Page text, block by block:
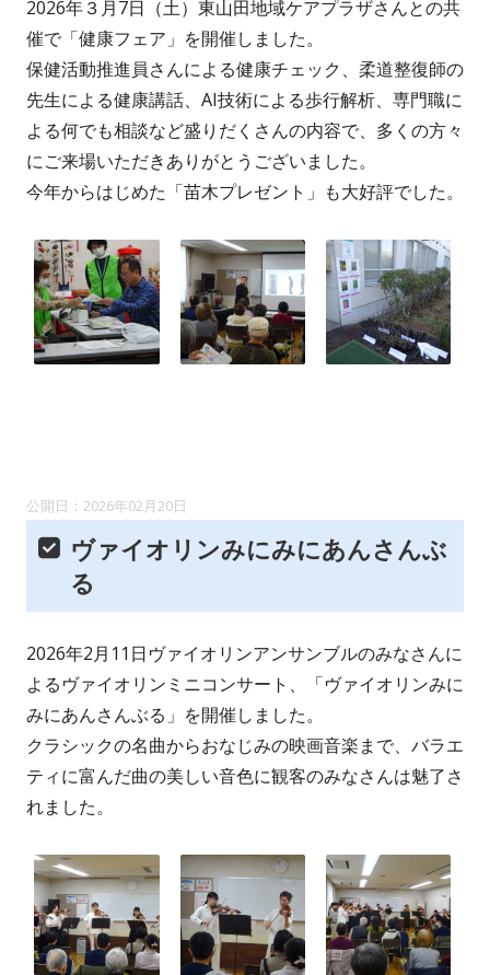
2026年３月7日（土）東山田地域ケアプラザさんとの共
催で「健康フェア」を開催しました。
保健活動推進員さんによる健康チェック、柔道整復師の
先生による健康講話、AI技術による歩行解析、専門職に
よる何でも相談など盛りだくさんの内容で、多くの方々
にご来場いただきありがとうございました。
今年からはじめた「苗木プレゼント」も大好評でした。
2026年02月20日
ヴァイオリンみにみにあんさんぶ
る
2026年2月11日ヴァイオリンアンサンブルのみなさんに
よるヴァイオリンミニコンサート、「ヴァイオリンみに
みにあんさんぶる」を開催しました。
クラシックの名曲からおなじみの映画音楽まで、バラエ
ティに富んだ曲の美しい音色に観客のみなさんは魅了さ
れました。